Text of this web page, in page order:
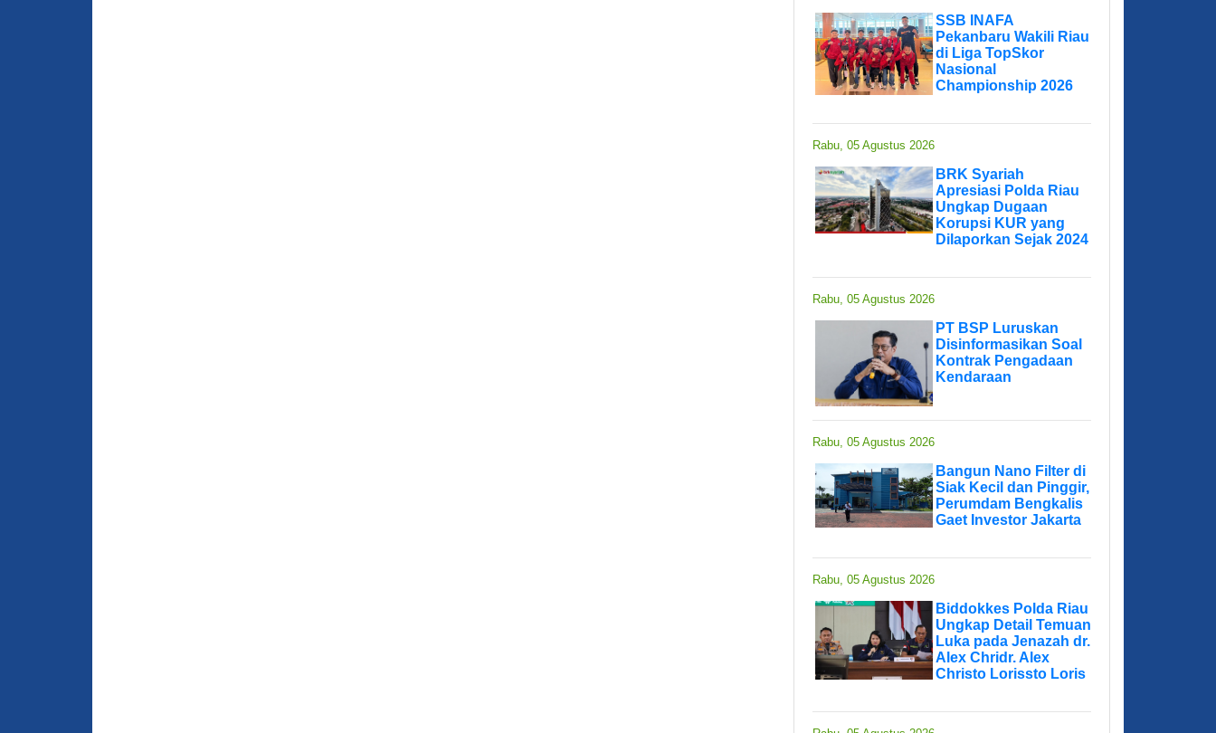
SSB INAFA
Pekanbaru Wakili Riau
di Liga TopSkor
Nasional
Championship 2026
Rabu, 05 Agustus 2026
BRK Syariah
Apresiasi Polda Riau
Ungkap Dugaan
Korupsi KUR yang
Dilaporkan Sejak 2024
Rabu, 05 Agustus 2026
PT BSP Luruskan
Disinformasikan Soal
Kontrak Pengadaan
Kendaraan
Rabu, 05 Agustus 2026
Bangun Nano Filter di
Siak Kecil dan Pinggir,
Perumdam Bengkalis
Gaet Investor Jakarta
Rabu, 05 Agustus 2026
Biddokkes Polda Riau
Ungkap Detail Temuan
Luka pada Jenazah dr.
Alex Chridr. Alex
Christo Lorissto Loris